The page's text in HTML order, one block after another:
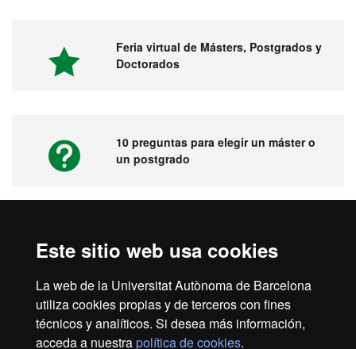
Este sitio web usa cookies
La web de la Universitat Autònoma de Barcelona
utiliza cookies propias y de terceros con fines
técnicos y analíticos. Si desea más información,
acceda a nuestrapolítica de cookies.
Feria virtual de Másters, Postgrados y
Doctorados
10 preguntas para elegir un máster o
un postgrado
postgrados y doctorados